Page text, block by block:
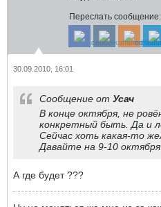
Переслать сообщение:
30.09.2010, 16:01
Сообщение от Усач
В конце октября, не
конкретный быть. Да и
Сейчас хоть какая-то
Давайте на 9-10
А где будет ???